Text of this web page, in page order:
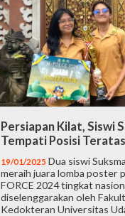
Persiapan Kilat, Siswi
Tempati Posisi
19/01/2025 Dua siswi
meraih juara lomba poster
FORCE 2024 tingkat
diselenggarakan oleh
Kedokteran Universitas